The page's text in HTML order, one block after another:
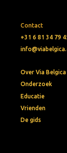
Contact
+31 6 81 34 79
Over Via Belgica
Onderzoek
Educatie
Vrienden
De gids